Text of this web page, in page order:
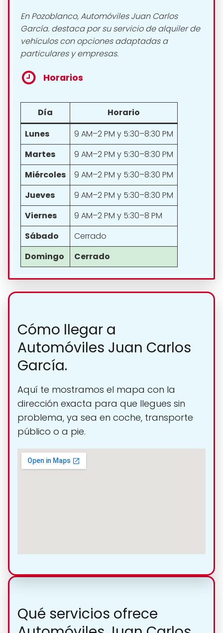
En Pozoblanco, Automóviles Juan Carlos
García. destaca por su servicio de alquiler de
vehículos con opciones adaptadas a
particulares y empresas.
Horarios
Día
Horario
Lunes
9 AM–2 PM y 5:30–8:30 PM
Martes
9 AM–2 PM y 5:30–8:30 PM
Miércoles
9 AM–2 PM y 5:30–8:30 PM
Jueves
9 AM–2 PM y 5:30–8:30 PM
Viernes
9 AM–2 PM y 5:30–8 PM
Sábado
Cerrado
Domingo
Cerrado
Cómo llegar a
Automóviles Juan Carlos
García.
Aquí te mostramos el mapa con la
dirección exacta para que llegues sin
problema, ya sea en coche, transporte
público o a pie.
Qué servicios ofrece